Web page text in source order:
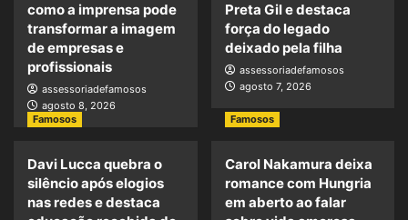
como a imprensa pode
transformar a imagem
de empresas e
profissionais
assessoriadefamosos
agosto 8, 2026
Preta Gil e destaca
força do legado
deixado pela filha
assessoriadefamosos
agosto 7, 2026
Famosos
Davi Lucca quebra o
silêncio após elogios
nas redes e destaca
Famosos
Carol Nakamura deixa
romance com Hungria
em aberto ao falar